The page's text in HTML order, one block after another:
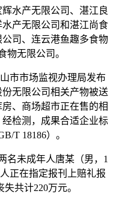
水产无限公司、湛江良
产无限公司和湛江尚食
司、连云港鱼趣多食物
物无限公司。
市市场监视办理局发布
无限公司相关产物被送
、商场超市正在售的相
检测，成果合适企业标
T 18186）。
未成年人唐某（男，1
正在指定报刊上赔礼报
共计220万元。